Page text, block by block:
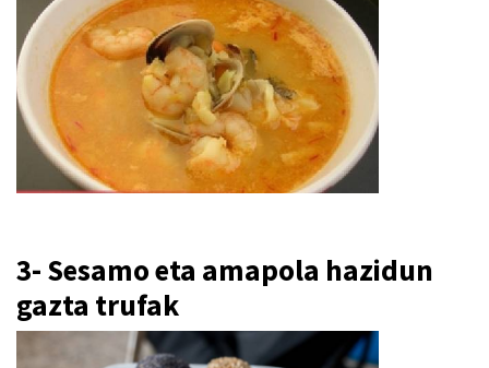
3- Sesamo eta amapola hazidun
gazta trufak